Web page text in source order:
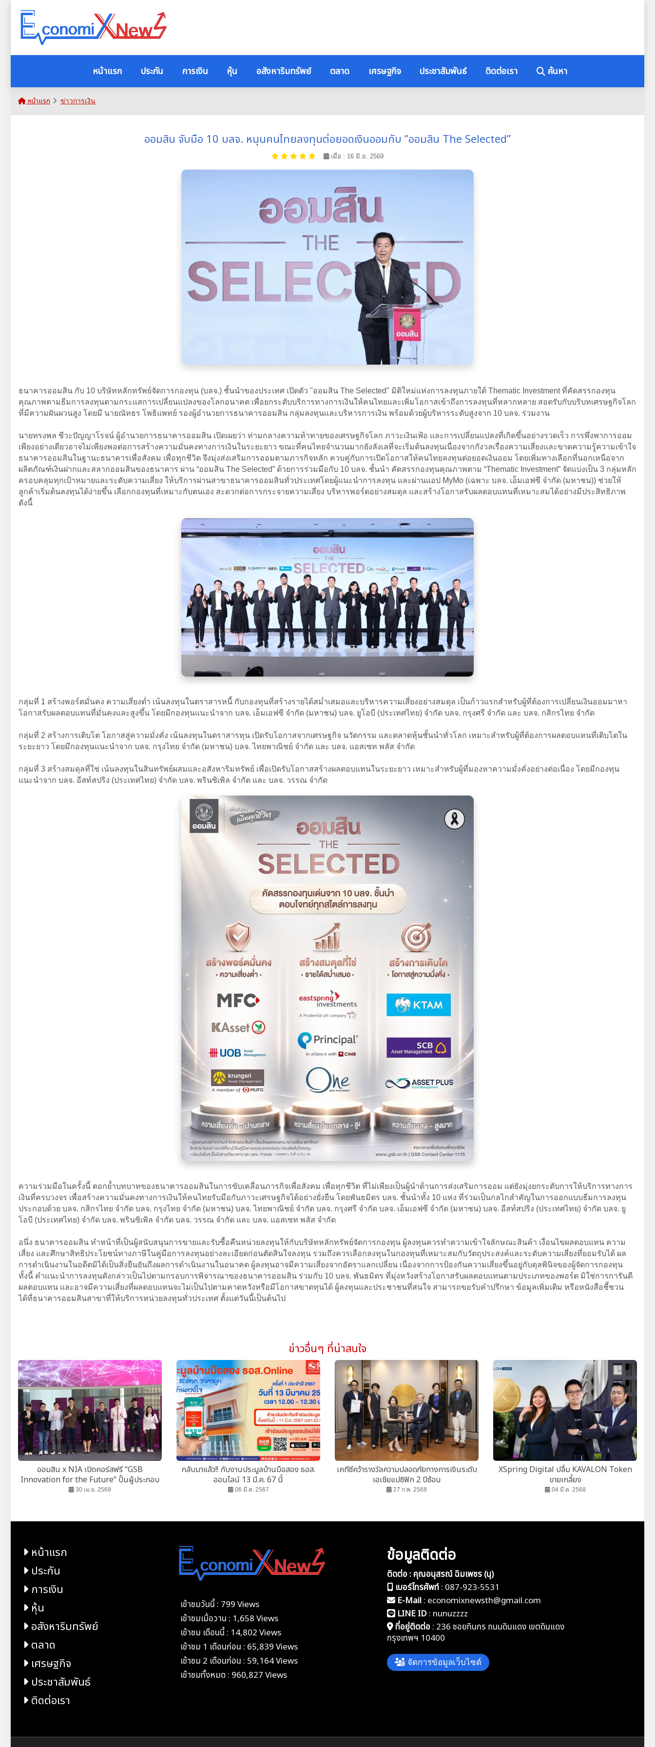
หน้าแรก ประกัน การเงิน หุ้น อสังหาริมทรัพย์ ตลาด เศรษฐกิจ ประชาสัมพันธ์ ติดต่อเรา ค้นหา
หน้าแรก ข่าวการเงิน
ออมสิน จับมือ 10 บลจ. หนุนคนไทยลงทุนต่อยอดเงินออมกับ ”ออมสิน The Selected”
เมื่อ : 16 มิ.ย. 2569
ธนาคารออมสิน กับ 10 บริษัทหลักทรัพย์จัดการกองทุน (บลจ.) ชั้นนำของประเทศ เปิดตัว "ออมสิน The Selected" มิติใหม่แห่งการลงทุนภายใต้ Thematic Investment ที่คัดสรรกองทุน
คุณภาพตามธีมการลงทุนตามกระแสการเปลี่ยนแปลงของโลกอนาคต เพื่อยกระดับบริการทางการเงินให้คนไทยและเพิ่มโอกาสเข้าถึงการลงทุนที่หลากหลาย สอดรับกับบริบทเศรษฐกิจโลก
ที่มีความผันผวนสูง โดยมี นายณัทธร โพธิแพทย์ รองผู้อำนวยการธนาคารออมสิน กลุ่มลงทุนและบริหารการเงิน พร้อมด้วยผู้บริหารระดับสูงจาก 10 บลจ. ร่วมงาน
นายทรงพล ชีวะปัญญาโรจน์ ผู้อำนวยการธนาคารออมสิน เปิดเผยว่า ท่ามกลางความท้าทายของเศรษฐกิจโลก ภาวะเงินเฟ้อ และการเปลี่ยนแปลงที่เกิดขึ้นอย่างรวดเร็ว การพึ่งพาการออม
เพียงอย่างเดียวอาจไม่เพียงพอต่อการสร้างความมั่นคงทางการเงินในระยะยาว ขณะที่คนไทยจำนวนมากยังลังเลที่จะเริ่มต้นลงทุนเนื่องจากกังวลเรื่องความเสี่ยงและขาดความรู้ความเข้าใจ
ธนาคารออมสินในฐานะธนาคารเพื่อสังคม เพื่อทุกชีวิต จึงมุ่งส่งเสริมการออมตามภารกิจหลัก ควบคู่กับการเปิดโอกาสให้คนไทยลงทุนต่อยอดเงินออม โดยเพิ่มทางเลือกที่นอกเหนือจาก
ผลิตภัณฑ์เงินฝากและสลากออมสินของธนาคาร ผ่าน “ออมสิน The Selected” ด้วยการร่วมมือกับ 10 บลจ. ชั้นนำ คัดสรรกองทุนคุณภาพตาม “Thematic Investment” จัดแบ่งเป็น 3 กลุ่มหลัก
ครอบคลุมทุกเป้าหมายและระดับความเสี่ยง ให้บริการผ่านสาขาธนาคารออมสินทั่วประเทศโดยผู้แนะนำการลงทุน และผ่านแอป MyMo (เฉพาะ บลจ. เอ็มเอฟซี จำกัด (มหาชน)) ช่วยให้
ลูกค้าเริ่มต้นลงทุนได้ง่ายขึ้น เลือกกองทุนที่เหมาะกับตนเอง สะดวกต่อการกระจายความเสี่ยง บริหารพอร์ตอย่างสมดุล และสร้างโอกาสรับผลตอบแทนที่เหมาะสมได้อย่างมีประสิทธิภาพ
ดังนี้
กลุ่มที่ 1 สร้างพอร์ตมั่นคง ความเสี่ยงต่ำ เน้นลงทุนในตราสารหนี้ กับกองทุนที่สร้างรายได้สม่ำเสมอและบริหารความเสี่ยงอย่างสมดุล เป็นก้าวแรกสำหรับผู้ที่ต้องการเปลี่ยนเงินออมมาหา
โอกาสรับผลตอบแทนที่มั่นคงและสูงขึ้น โดยมีกองทุนแนะนำจาก บลจ. เอ็มเอฟซี จำกัด (มหาชน) บลจ. ยูโอบี (ประเทศไทย) จำกัด บลจ. กรุงศรี จำกัด และ บลจ. กสิกรไทย จำกัด
กลุ่มที่ 2 สร้างการเติบโต โอกาสสู่ความมั่งคั่ง เน้นลงทุนในตราสารทุน เปิดรับโอกาสจากเศรษฐกิจ นวัตกรรม และตลาดหุ้นชั้นนำทั่วโลก เหมาะสำหรับผู้ที่ต้องการผลตอบแทนที่เติบโตใน
ระยะยาว โดยมีกองทุนแนะนำจาก บลจ. กรุงไทย จำกัด (มหาชน) บลจ. ไทยพาณิชย์ จำกัด และ บลจ. แอสเซท พลัส จำกัด
กลุ่มที่ 3 สร้างสมดุลที่ใช่ เน้นลงทุนในสินทรัพย์ผสมและอสังหาริมทรัพย์ เพื่อเปิดรับโอกาสสร้างผลตอบแทนในระยะยาว เหมาะสำหรับผู้ที่มองหาความมั่งคั่งอย่างต่อเนื่อง โดยมีกองทุน
แนะนำจาก บลจ. อีสท์สปริง (ประเทศไทย) จำกัด บลจ. พรินซิเพิล จำกัด และ บลจ. วรรณ จำกัด
ความร่วมมือในครั้งนี้ ตอกย้ำบทบาทของธนาคารออมสินในการขับเคลื่อนภารกิจเพื่อสังคม เพื่อทุกชีวิต ที่ไม่เพียงเป็นผู้นำด้านการส่งเสริมการออม แต่ยังมุ่งยกระดับการให้บริการทางการ
เงินที่ครบวงจร เพื่อสร้างความมั่นคงทางการเงินให้คนไทยรับมือกับภาวะเศรษฐกิจได้อย่างยั่งยืน โดยพันธมิตร บลจ. ชั้นนำทั้ง 10 แห่ง ที่ร่วมเป็นกลไกสำคัญในการออกแบบธีมการลงทุน
ประกอบด้วย บลจ. กสิกรไทย จำกัด บลจ. กรุงไทย จำกัด (มหาชน) บลจ. ไทยพาณิชย์ จำกัด บลจ. กรุงศรี จำกัด บลจ. เอ็มเอฟซี จำกัด (มหาชน) บลจ. อีสท์สปริง (ประเทศไทย) จำกัด บลจ. ยู
โอบี (ประเทศไทย) จำกัด บลจ. พรินซิเพิล จำกัด บลจ. วรรณ จำกัด และ บลจ. แอสเซท พลัส จำกัด
อนึ่ง ธนาคารออมสิน ทำหน้าที่เป็นผู้สนับสนุนการขายและรับซื้อคืนหน่วยลงทุนให้กับบริษัทหลักทรัพย์จัดการกองทุน ผู้ลงทุนควรทำความเข้าใจลักษณะสินค้า เงื่อนไขผลตอบแทน ความ
เสี่ยง และศึกษาสิทธิประโยชน์ทางภาษีในคู่มือการลงทุนอย่างละเอียดก่อนตัดสินใจลงทุน รวมถึงควรเลือกลงทุนในกองทุนที่เหมาะสมกับวัตถุประสงค์และระดับความเสี่ยงที่ยอมรับได้ ผล
การดำเนินงานในอดีตมิได้เป็นสิ่งยืนยันถึงผลการดำเนินงานในอนาคต ผู้ลงทุนอาจมีความเสี่ยงจากอัตราแลกเปลี่ยน เนื่องจากการป้องกันความเสี่ยงขึ้นอยู่กับดุลพินิจของผู้จัดการกองทุน
ทั้งนี้ คำแนะนำการลงทุนดังกล่าวเป็นไปตามกรอบการพิจารณาของธนาคารออมสิน ร่วมกับ 10 บลจ. พันธมิตร ที่มุ่งหวังสร้างโอกาสรับผลตอบแทนตามประเภทของพอร์ต มิใช่การการันตี
ผลตอบแทน และอาจมีความเสี่ยงที่ผลตอบแทนจะไม่เป็นไปตามคาดหวังหรือมีโอกาสขาดทุนได้ ผู้ลงทุนและประชาชนที่สนใจ สามารถขอรับคำปรึกษา ข้อมูลเพิ่มเติม หรือหนังสือชี้ชวน
ได้ที่ธนาคารออมสินสาขาที่ให้บริการหน่วยลงทุนทั่วประเทศ ตั้งแต่วันนี้เป็นต้นไป
ข่าวอื่นๆ ที่น่าสนใจ
ออมสิน x NIA เปิดคอร์สฟรี “GSB
Innovation for the Future” ปั้นผู้ประกอบ
การรุ่นใหม่
30 เม.ย. 2569
กลับมาแล้ว!! กับงานประมูลบ้านมือสอง ธอส.
ออนไลน์ 13 มี.ค. 67 นี้
06 มี.ค. 2567
เคทีซีคว้ารางวัลความปลอดภัยทางการเงินระดับ
เอเชียแปซิฟิก 2 ปีซ้อน
27 ก.พ. 2568
XSpring Digital ปลื้ม KAVALON Token
ขายเกลี้ยง
04 มี.ค. 2568
หน้าแรก
ประกัน
การเงิน
หุ้น
อสังหาริมทรัพย์
ตลาด
เศรษฐกิจ
ประชาสัมพันธ์
ติดต่อเรา
เข้าชมวันนี้ : 799 Views
เข้าชมเมื่อวาน : 1,658 Views
เข้าชม เดือนนี้ : 14,802 Views
เข้าชม 1 เดือนก่อน : 65,839 Views
เข้าชม 2 เดือนก่อน : 59,164 Views
เข้าชมทั้งหมด : 960,827 Views
ข้อมูลติดต่อ
ติดต่อ : คุณอนุสรณ์ ฉิมเพชร (นุ)
เบอร์โทรศัพท์: 087-923-5531
E-Mail: economixnewsth@gmail.com
LINE ID: nunuzzzz
ที่อยู่ติดต่อ: 236 ซอยทินกร ถนนดินแดง เขตดินแดง
กรุงเทพฯ 10400
จัดการข้อมูลเว็บไซต์